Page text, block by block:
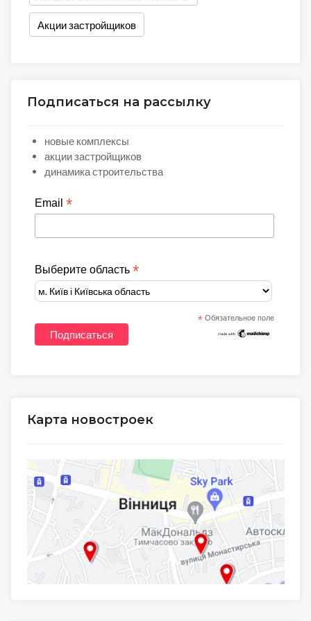
Акции застройщиков
Подписаться на рассылку
новые комплексы
акции застройщиков
динамика строительства
Email *
Выберите область *
* Обязательное поле
Карта новостроек